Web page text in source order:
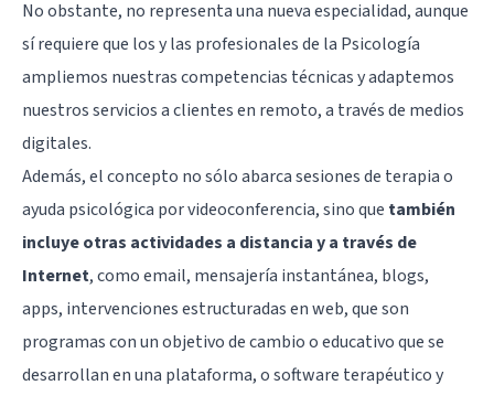
No obstante, no representa una nueva especialidad, aunque
sí requiere que los y las profesionales de la Psicología
ampliemos nuestras competencias técnicas y adaptemos
nuestros servicios a clientes en remoto, a través de medios
digitales.
Además, el concepto no sólo abarca sesiones de terapia o
ayuda psicológica por videoconferencia, sino que también
incluye otras actividades a distancia y a través de
Internet, como email, mensajería instantánea, blogs,
apps, intervenciones estructuradas en web, que son
programas con un objetivo de cambio o educativo que se
desarrollan en una plataforma, o software terapéutico y